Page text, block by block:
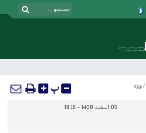
/ ویژه پ
08 اسفند 1400 - 19:18